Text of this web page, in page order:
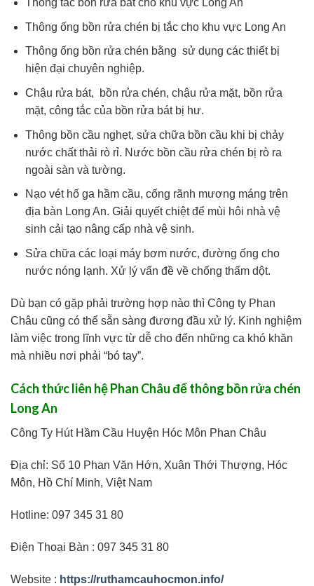
Thông tắc bồn rửa bát cho khu vực Long An
Thông ống bồn rửa chén bị tắc cho khu vực Long An
Thông ống bồn rửa chén bằng sử dụng các thiết bị
hiện đại chuyên nghiệp.
Chậu rửa bát, bồn rửa chén, chậu rửa mặt, bồn rửa
mặt, công tắc của bồn rửa bát bị hư.
Thông bồn cầu nghẹt, sửa chữa bồn cầu khi bị chảy
nước chất thải rò rỉ. Nước bồn cầu rửa chén bị rò ra
ngoài sàn và tường.
Nạo vét hố ga hầm cầu, cống rãnh mương máng trên
địa bàn Long An. Giải quyết chiệt để mùi hôi nhà vệ
sinh cải tạo nâng cấp nhà vệ sinh.
Sửa chữa các loại máy bơm nước, đường ống cho
nước nóng lạnh. Xử lý vấn đề về chống thấm dột.
Dù bạn có gặp phải trường hợp nào thì Công ty Phan
Châu cũng có thể sẵn sàng đương đầu xử lý. Kinh nghiệm
làm việc trong lĩnh vực từ dễ cho đến những ca khó khăn
mà nhiều nơi phải “bó tay”.
Cách thức liên hệ Phan Châu để thông bồn rửa chén
Long An
Công Ty Hút Hầm Cầu Huyện Hóc Môn Phan Châu
Địa chỉ: Số 10 Phan Văn Hớn, Xuân Thới Thượng, Hóc
Môn, Hồ Chí Minh, Việt Nam
Hotline: 097 345 31 80
Điện Thoại Bàn : 097 345 31 80
Website : https://ruthamcauhocmon.info/